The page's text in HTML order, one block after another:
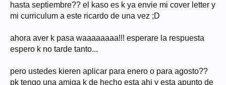
hasta septiembre?? el kaso es k ya envie mi cover letter y
mi curriculum a este ricardo de una vez ;D
ahora aver k pasa waaaaaaaa!!! esperare la respuesta
espero k no tarde tanto...
pero ustedes kieren aplicar para enero o para agosto??
pk tengo una amiga k de hecho esta ahi y esta apunto de